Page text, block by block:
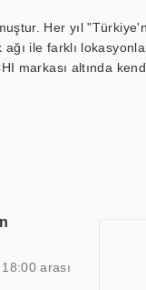
Her yıl
ile farklı
markası altında
hareket
arası